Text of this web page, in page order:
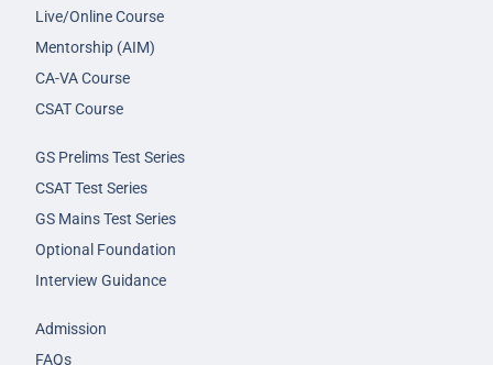
Live/Online Course
Mentorship (AIM)
CA-VA Course
CSAT Course
GS Prelims Test Series
CSAT Test Series
GS Mains Test Series
Optional Foundation
Interview Guidance
Admission
FAQs